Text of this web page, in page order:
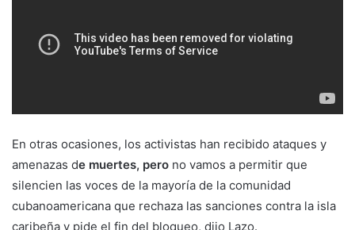
En otras ocasiones, los activistas han recibido ataques y
amenazas de muertes, pero no vamos a permitir que
silencien las voces de la mayoría de la comunidad
cubanoamericana que rechaza las sanciones contra la isla
caribeña y pide el fin del bloqueo, dijo Lazo.